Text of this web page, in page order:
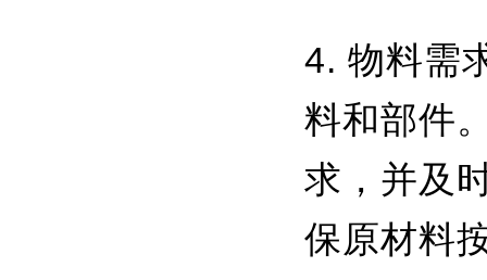
4. 物料需
料和部件
求，并及
保原材料